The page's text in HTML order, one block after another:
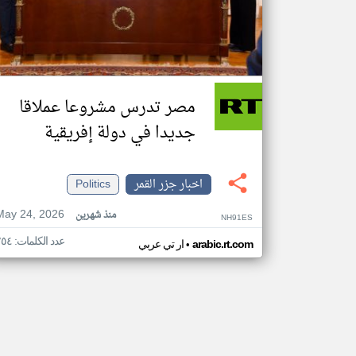
مصر تدرس مشروعا عملاقا
جديدا في دولة إفريقية
اخبار جزر القمر
Politics
24, 2026
منذ شهرين NH91ES
ار تي عربي• arabic.rt.com عدد الكلمات: ٢٥٤